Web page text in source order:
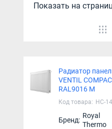
Показать на
Радиатор
VENTIL
RAL9016 M
Код товара: НС-
Бренд:
Royal
Thermo